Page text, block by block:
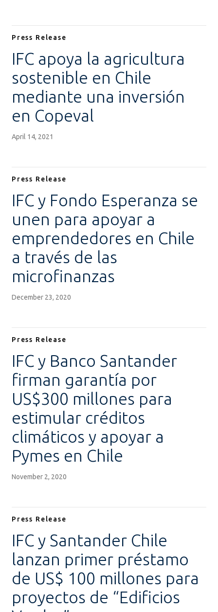
Press Release
IFC apoya la agricultura
sostenible en Chile
mediante una inversión
en Copeval
April 14, 2021
Press Release
IFC y Fondo Esperanza se
unen para apoyar a
emprendedores en Chile
a través de las
microfinanzas
December 23, 2020
Press Release
IFC y Banco Santander
firman garantía por
US$300 millones para
estimular créditos
climáticos y apoyar a
Pymes en Chile
November 2, 2020
Press Release
IFC y Santander Chile
lanzan primer préstamo
de US$ 100 millones para
proyectos de “Edificios